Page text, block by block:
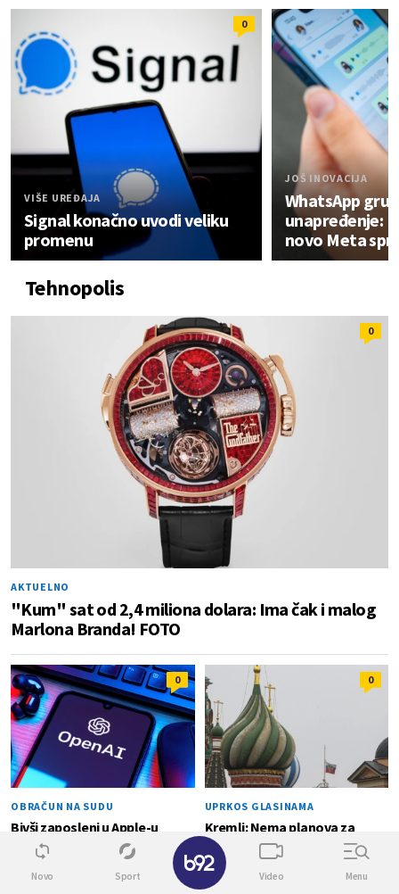
0
VIŠE UREĐAJA
Signal konačno uvodi veliku
promenu
JOŠ INOVACIJA
WhatsApp
unapređenje:
novo Meta
Tehnopolis
0
AKTUELNO
"Kum" sat od 2,4 miliona dolara: Ima čak i malog
Marlona Branda! FOTO
0
OBRAČUN NA SUDU
Bivši zaposleni u Apple-u
odavao tajne kad je otišao u
OpenAI?
0
UPRKOS GLASINAMA
Kremlj: Nema planova za
zabranu društvenih mreža
Novo Sport Video Menu